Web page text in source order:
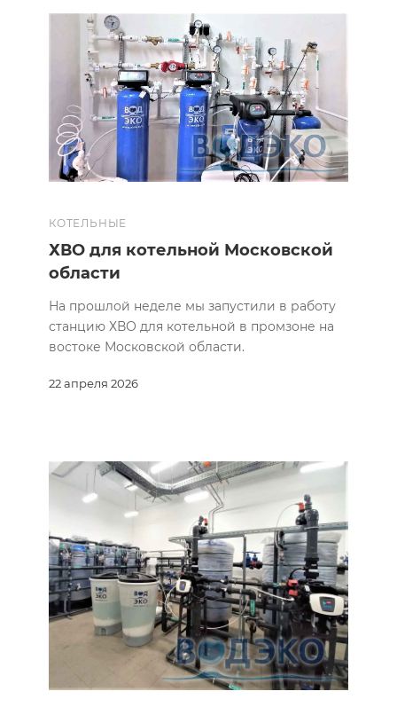
КОТЕЛЬНЫЕ
22 апреля 2026
ХВО для котельной Московской
области
На прошлой неделе мы запустили в работу
станцию ХВО для котельной в промзоне на
востоке Московской области.